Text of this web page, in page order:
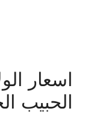
اسعار
الحبيب